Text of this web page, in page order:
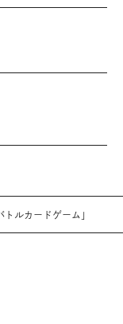
ルカードゲーム」